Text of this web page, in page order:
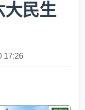
大民生
17:26